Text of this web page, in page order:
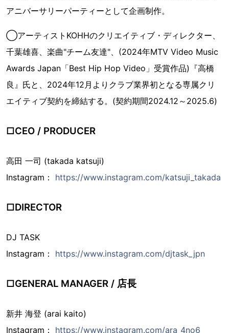
アニバーサリーパーティーとして企画制作。
◯アーティストKOHHのクリエイティブ・ディレクター、
千葉雄喜、楽曲"チーム友達"、(2024年MTV Video Music
Awards Japan「Best Hip Hop Video」受賞作品)『高橋
良』氏と、2024年12月よりクラブ業界初となる専属クリ
エイティブ契約を締結する。(契約期間2024.12～2025.6)
□CEO / PRODUCER
高田 一司 (takada katsuji)
Instagram： https://www.instagram.com/katsuji_takada
□DIRECTOR
DJ TASK
Instagram： https://www.instagram.com/djtask_jpn
□GENERAL MANAGER / 店長
新井 海登 (arai kaito)
Instagram： https://www.instagram.com/ara_4no6